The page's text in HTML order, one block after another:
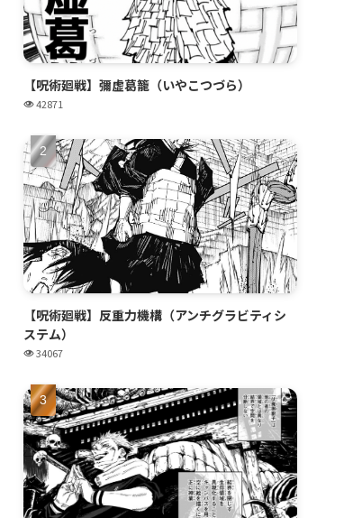
【呪術廻戦】彌虚葛籠（いやこつづら）
42871
【呪術廻戦】反重力機構（アンチグラビティシ
ステム）
34067